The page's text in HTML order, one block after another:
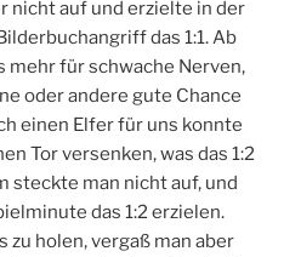
nicht auf und erzielte in der
das 1:1. Ab
mehr für schwache Nerven,
oder andere gute Chance
einen Elfer für uns konnte
Tor versenken, was das 1:2
steckte man nicht auf, und
das 1:2 erzielen.
zu holen, vergaß man aber